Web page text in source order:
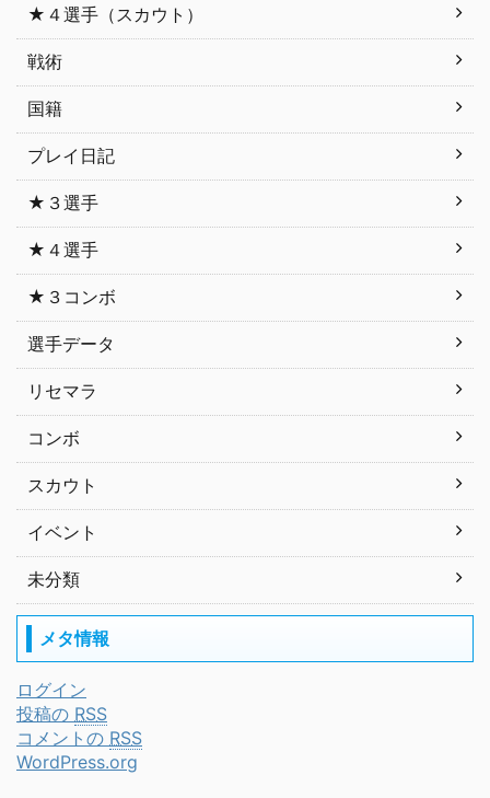
★４選手（スカウト）
戦術
国籍
プレイ日記
★３選手
★４選手
★３コンボ
選手データ
リセマラ
コンボ
スカウト
イベント
未分類
メタ情報
ログイン
投稿の RSS
コメントの RSS
WordPress.org